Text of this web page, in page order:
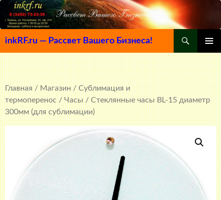
inkRF.ru — Рассвет Вашего Бизнеса!
МЕНЮ
К
СОДЕРЖИМОМУ
Главная/Магазин/Сублимация и
термоперенос/Часы/ Стеклянные часы BL-15 диаметр
300мм (для сублимации)